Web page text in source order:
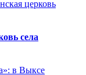
села